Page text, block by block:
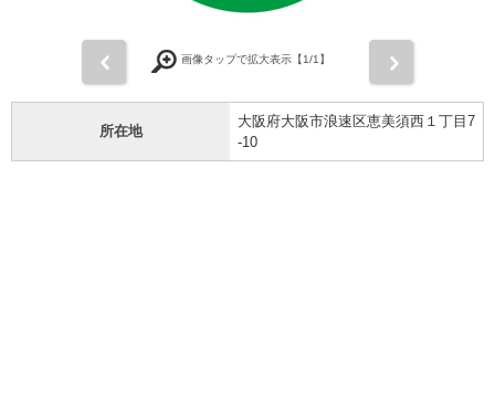
画像タップで拡大表示【1/1】
所在地
大阪府大阪市浪速区恵美須西１丁目7
-10